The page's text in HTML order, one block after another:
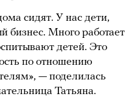
сидят. У нас дети,
бизнес. Много работает
детей. Это
по отношению
— поделилась
Татьяна.